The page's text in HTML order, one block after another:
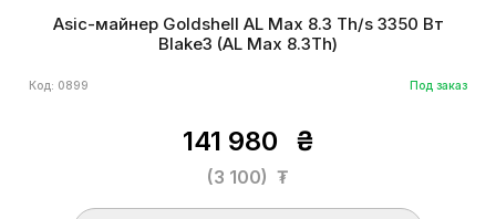
Asic-майнер Goldshell AL Max 8.3 Th/s 3350 Вт
Blake3 (AL Max 8.3Th)
Код: 0899 Под заказ
141 980 ₴
(3 100) ₮